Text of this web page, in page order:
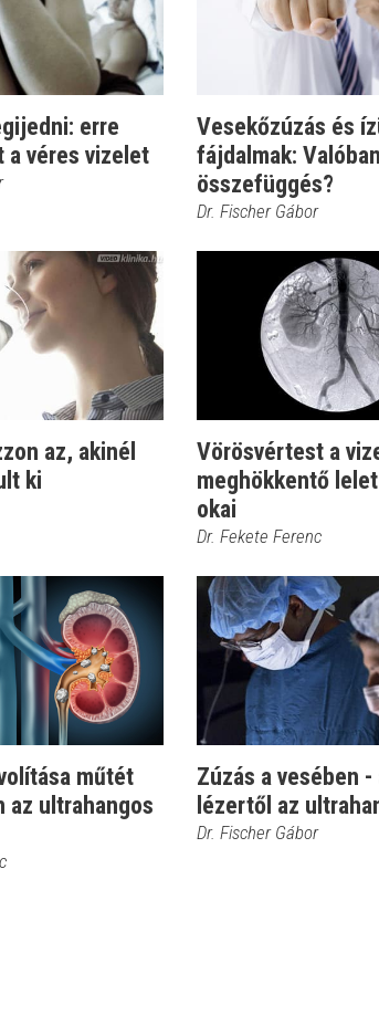
erre
véres vizelet
Vesekőzúzás és
fájdalmak:
összefüggés?
Dr. Fischer Gábor
az, akinél
ki
Vörösvértest a
meghökkentő
okai
Dr. Fekete Ferenc
műtét
az ultrahangos
Zúzás a vesében
lézertől az
Dr. Fischer Gábor